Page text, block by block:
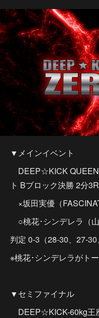
▼メインイベント
DEEP☆KICK QUEEN
ト Bブロック決勝 2分
×坂田実優（
○桃花･シンデレラ（山
判定 0-3（28-30、27-30
※桃花･シンデレラがト
▼セミファイナル
DEEP☆KICK-60kg王